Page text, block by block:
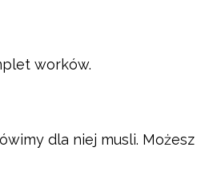
worków.
dla niej musli. Możesz